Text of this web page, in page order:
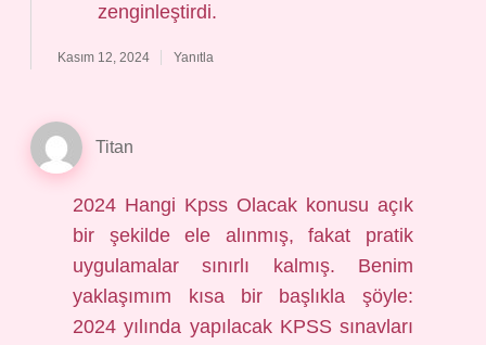
zenginleştirdi.
Kasım 12, 2024 Yanıtla
Titan
2024 Hangi Kpss Olacak konusu açık
bir şekilde ele alınmış, fakat pratik
uygulamalar sınırlı kalmış. Benim
yaklaşımım kısa bir başlıkla şöyle:
2024 yılında yapılacak KPSS sınavları